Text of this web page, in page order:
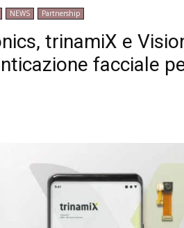
NEWS Partnership
trinamiX e
facciale